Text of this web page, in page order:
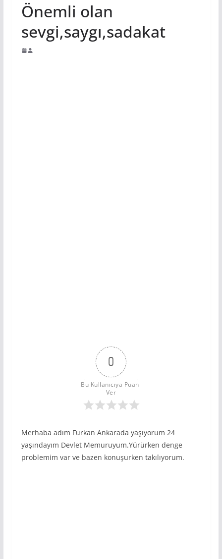
Önemli olan
sevgi,saygı,sadakat
0
Bu Kullanıcıya Puan
Ver
Merhaba adım Furkan Ankarada yaşıyorum 24
yaşındayım Devlet Memuruyum.Yürürken denge
problemim var ve bazen konuşurken takılıyorum.